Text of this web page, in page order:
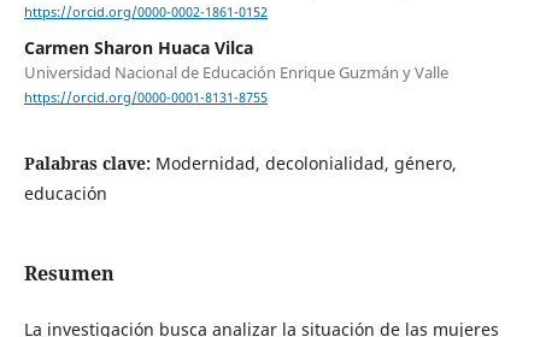
https://orcid.org/0000-0002-1861-0152
Carmen Sharon Huaca Vilca
Universidad Nacional de Educación Enrique Guzmán y Valle
https://orcid.org/0000-0001-8131-8755
Palabras clave: Modernidad, decolonialidad, género,
educación
Resumen
La investigación busca analizar la situación de las mujeres